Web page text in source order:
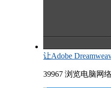
让Adobe
39967 浏览电脑网